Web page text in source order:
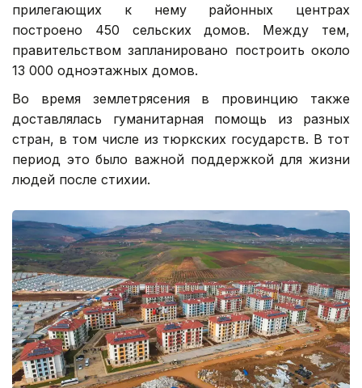
прилегающих к нему районных центрах
построено 450 сельских домов. Между тем,
правительством запланировано построить около
13 000 одноэтажных домов.
Во время землетрясения в провинцию также
доставлялась гуманитарная помощь из разных
стран, в том числе из тюркских государств. В тот
период это было важной поддержкой для жизни
людей после стихии.